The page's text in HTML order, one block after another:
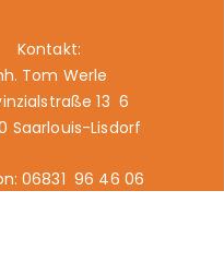
Kontakt:
Tom Werle
13 6
Saarlouis-Lisdorf
06831 96 46 06